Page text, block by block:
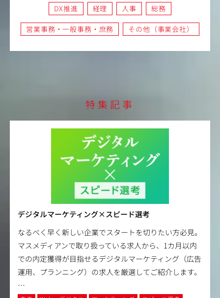
DX推進 経理 人事 総務
営業事務・一般事務・庶務 その他（事業会社）
特集記事
デジタルマーケティング×スピード選考
なるべく早く新しい企業でスタートを切りたい方必見。
マスメディアンで取り扱っている求人から、1カ月以内
での内定獲得が目指せるデジタルマーケティング（広告
運用、プランニング）の求人を厳選してご紹介します。
…